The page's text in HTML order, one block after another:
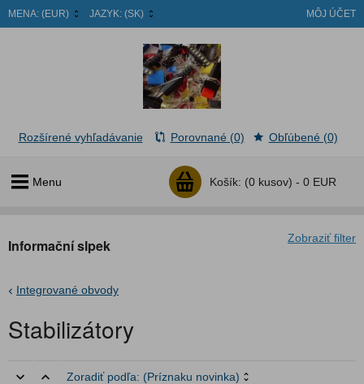
MENA: (EUR) JAZYK: (SK) MÔJ ÚČET
Menu Košík: (0 kusov) - 0 EUR
Rozšírené vyhľadávanie Porovnané (0) Obľúbené (0)
Zobraziť filter
Informační slpek
Integrované obvody
Stabilizátory
Zoradiť podľa: (Príznaku novinka)